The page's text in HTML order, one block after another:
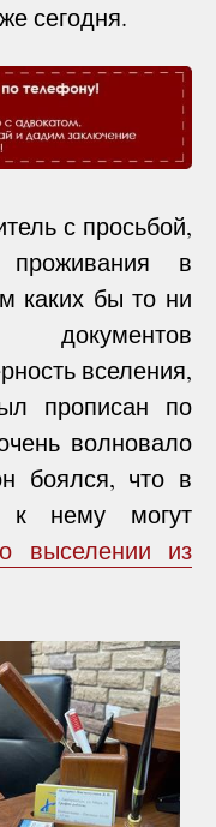
сегодня.
с просьбой,
в
каких бы то ни
вселения,
прописан по
волновало
боялся, что в
к нему могут
выселении из